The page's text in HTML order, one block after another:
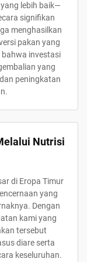
lebih baik—
signifikan
menghasilkan
pakan yang
bahwa investasi
yang
peningkatan
Nutrisi
di Eropa Timur
yang
Dengan
kami yang
tersebut
diare serta
keseluruhan.